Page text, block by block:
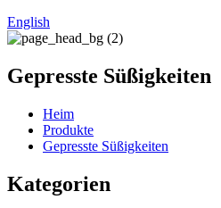
English
Gepresste Süßigkeiten
Heim
Produkte
Gepresste Süßigkeiten
Kategorien